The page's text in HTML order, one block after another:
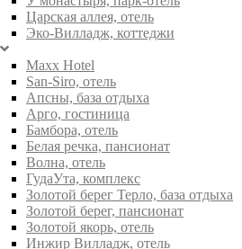
Царская аллея, отель
Эко-Вилладж, коттеджи
Maxx Hotel
San-Siro, отель
Апсны, база отдыха
Арго, гостиница
Бамбора, отель
Белая речка, пансионат
Волна, отель
ГудаУта, комплекс
Золотой берег Терло, база отдыха
Золотой берег, пансионат
Золотой якорь, отель
Инжир Вилладж, отель